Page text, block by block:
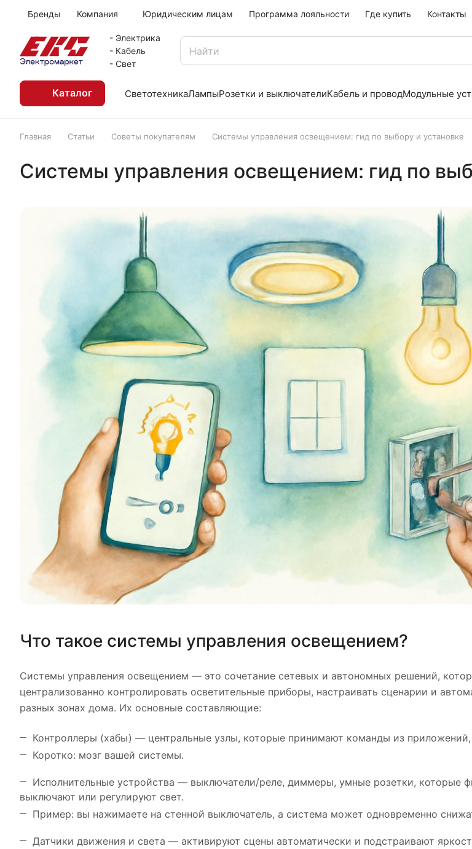
Бренды Компания Юридическим лицам Программа лояльности Где купить Контакты
- Электрика
- Кабель
- Свет
Каталог СветотехникаЛампыРозетки и выключателиКабель и проводМодульные
Главная Статьи Советы покупателям Системы управления освещением: гид по выбору и установке
Системы управления освещением: гид по
Что такое системы управления освещением?
Системы управления освещением — это сочетание сетевых и автономных решений,
централизованно контролировать осветительные приборы, настраивать сценарии и
разных зонах дома. Их основные составляющие:
Контроллеры (хабы) — центральные узлы, которые принимают команды из приложений,
Коротко: мозг вашей системы.
Исполнительные устройства — выключатели/реле, диммеры, умные розетки, которые
выключают или регулируют свет.
Пример: вы нажимаете на стенной выключатель, а система может одновременно
Датчики движения и света — активируют сцены автоматически и подстраивают